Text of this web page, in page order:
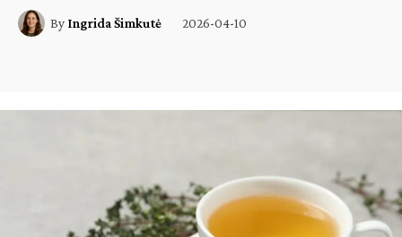
By Ingrida Šimkutė 2026-04-10